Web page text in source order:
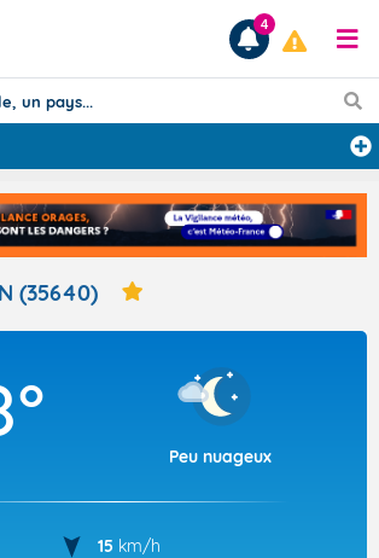
Prévisions
TOUS LES RÉSULTATS
Articles
4
(35640)
Peu nuageux
15 km/h